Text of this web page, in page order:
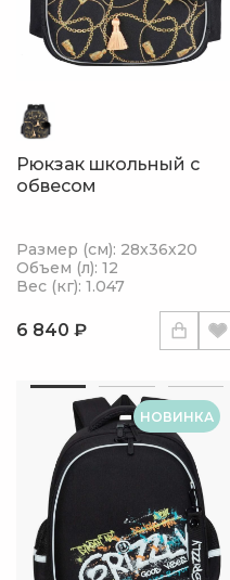
Рюкзак школьный с
обвесом
Размер (см): 28х36х20
Объем (л): 12
Вес (кг): 1.047
6 840 ₽
НОВИНКА